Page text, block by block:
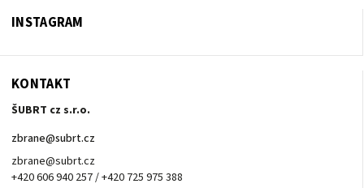
INSTAGRAM
KONTAKT
ŠUBRT cz s.r.o.
zbrane@subrt.cz
zbrane@subrt.cz
+420 606 940 257 / +420 725 975 388